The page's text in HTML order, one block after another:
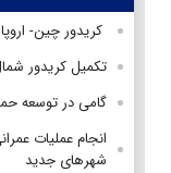
کریدور چین-
تکمیل کریدور
گامی در توسعه
شهرهای جدید